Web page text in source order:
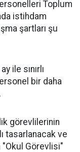
Toplum
istihdam
şartları şu
ile sınırlı
bir daha
görevlilerinin
tasarlanacak ve
Görevlisi"